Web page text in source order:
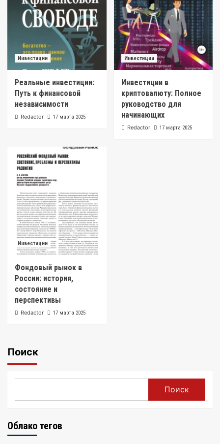
Инвестиции
Реальные инвестиции:
Путь к финансовой
независимости
Redactor 17 марта 2025
Инвестиции
Инвестиции в
криптовалюту: Полное
руководство для
начинающих
Redactor 17 марта 2025
Инвестиции
Фондовый рынок в
России: история,
состояние и
перспективы
Redactor 17 марта 2025
Поиск
Поиск
Облако тегов